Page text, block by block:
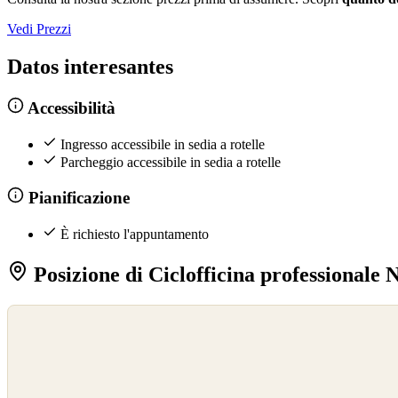
Vedi Prezzi
Datos interesantes
Accessibilità
Ingresso accessibile in sedia a rotelle
Parcheggio accessibile in sedia a rotelle
Pianificazione
È richiesto l'appuntamento
Posizione di Ciclofficina professionale